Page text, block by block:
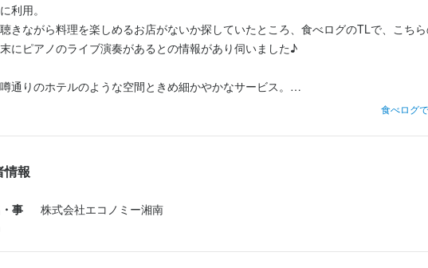
利用。
きながら料理を楽しめるお店がないか探していたところ、食べログのTLで、こち
にピアノのライブ演奏があるとの情報があり伺いました♪
通りのホテルのような空間ときめ細かやかなサービス。
ベルのカノン〜クリスマスメドレー〜ロンドンデリーの歌
シャンパーニュ×2
スペシャルジンジャエール
食べログ
情報
事
株式会社エコノミー湘南
調理師・調理スタッフ 月給：